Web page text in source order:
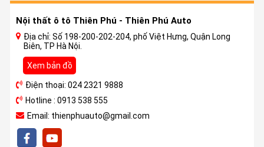
Nội thất ô tô Thiên Phú - Thiên Phú Auto
Địa chỉ: Số 198-200-202-204, phố Việt Hưng, Quận Long
Biên, TP Hà Nội.
Xem bản đồ
Điện thoại: 024 2321 9888
Hotline : 0913 538 555
Email: thienphuauto@gmail.com